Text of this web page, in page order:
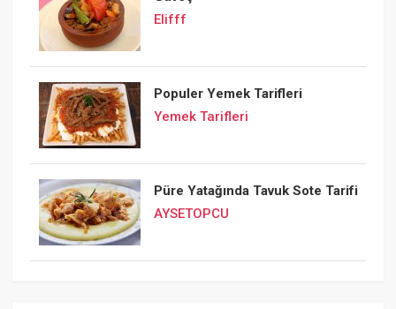
Elifff
Populer Yemek Tarifleri
Yemek Tarifleri
Püre Yatağında Tavuk Sote Tarifi
AYSETOPCU